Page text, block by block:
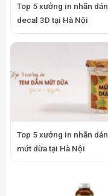
Top 5 xưởng in nhãn dán
decal 3D tại Hà Nội
Top 5 xưởng in nhãn dán
mứt dừa tại Hà Nội